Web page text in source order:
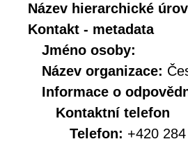
Název hierarchické
Kontakt - metadata
Jméno osoby:
Název organizace:
Informace o
Kontaktní telefon
Telefon: +420